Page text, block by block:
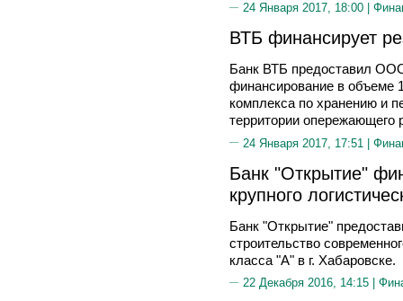
24 Января 2017, 18:00 |
ВТБ финансирует
Банк ВТБ предоставил
финансирование в объеме
комплекса по хранению и
территории опережающего
24 Января 2017, 17:51 |
Банк "Открытие"
крупного
Банк "Открытие"
строительство
класса "А" в г. Хабаровске.
22 Декабря 2016, 14:15 |